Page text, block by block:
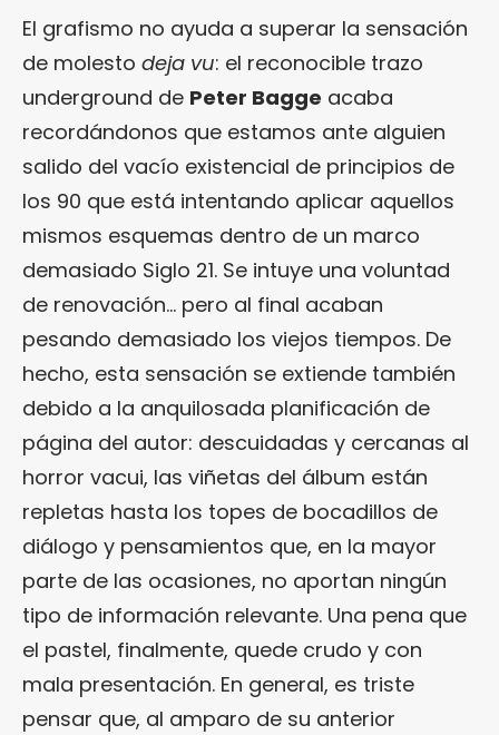
El grafismo no ayuda a superar la sensación
de molesto deja vu: el reconocible trazo
underground de Peter Bagge acaba
recordándonos que estamos ante alguien
salido del vacío existencial de principios de
los 90 que está intentando aplicar aquellos
mismos esquemas dentro de un marco
demasiado Siglo 21. Se intuye una voluntad
de renovación… pero al final acaban
pesando demasiado los viejos tiempos. De
hecho, esta sensación se extiende también
debido a la anquilosada planificación de
página del autor: descuidadas y cercanas al
horror vacui, las viñetas del álbum están
repletas hasta los topes de bocadillos de
diálogo y pensamientos que, en la mayor
parte de las ocasiones, no aportan ningún
tipo de información relevante. Una pena que
el pastel, finalmente, quede crudo y con
mala presentación. En general, es triste
pensar que, al amparo de su anterior